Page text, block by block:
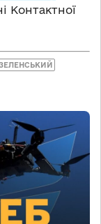
Контактної